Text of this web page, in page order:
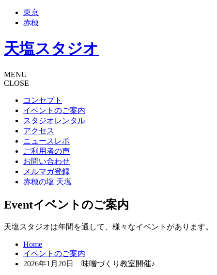
東京
赤穂
天塩スタジオ
MENU
CLOSE
コンセプト
イベントのご案内
スタジオレンタル
アクセス
ニュースレポ
ご利用者の声
お問い合わせ
メルマガ登録
赤穂の塩 天塩
Eventイベントのご案内
天塩スタジオは年間を通して、様々なイベントがあります。
Home
イベントのご案内
2026年1月20日 味噌づくり教室開催♪